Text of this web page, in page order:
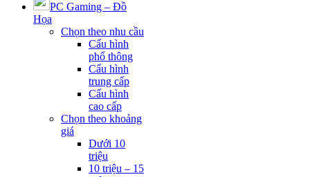
PC Gaming – Đồ
Họa
Chọn theo nhu cầu
Cấu hình
phổ thông
Cấu hình
trung cấp
Cấu hình
cao cấp
Chọn theo khoảng
giá
Dưới 10
triệu
10 triệu – 15